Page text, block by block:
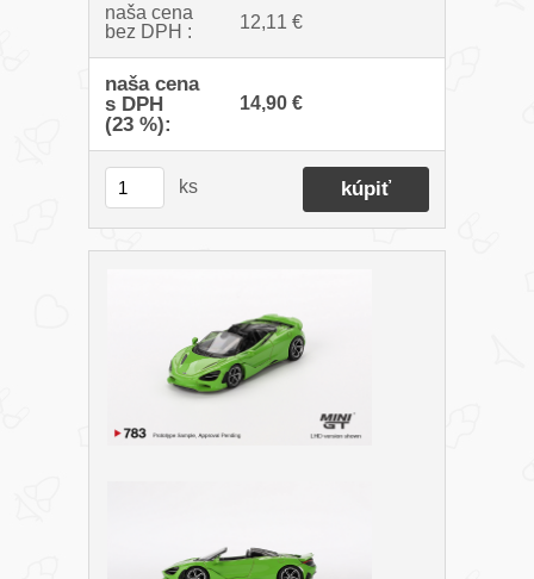
naša cena
bez DPH :
12,11 €
naša cena
s DPH
(23 %):
14,90 €
ks